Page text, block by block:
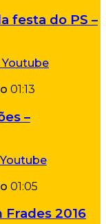
festa do PS –
01:13
–
01:05
2016